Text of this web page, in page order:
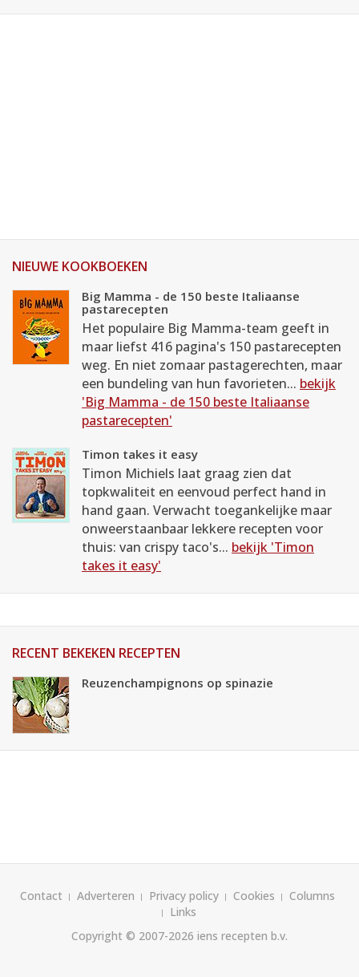
NIEUWE KOOKBOEKEN
Big Mamma - de 150 beste Italiaanse
pastarecepten
Het populaire Big Mamma-team geeft in
maar liefst 416 pagina's 150 pastarecepten
weg. En niet zomaar pastagerechten, maar
een bundeling van hun favorieten... bekijk
'Big Mamma - de 150 beste Italiaanse
pastarecepten'
Timon takes it easy
Timon Michiels laat graag zien dat
topkwaliteit en eenvoud perfect hand in
hand gaan. Verwacht toegankelijke maar
onweerstaanbaar lekkere recepten voor
thuis: van crispy taco's... bekijk 'Timon
takes it easy'
RECENT BEKEKEN RECEPTEN
Reuzenchampignons op spinazie
Contact Adverteren Privacy policy Cookies
Columns
Links
Copyright © 2007-2026 iens recepten b.v.